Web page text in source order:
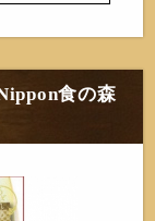
食の森